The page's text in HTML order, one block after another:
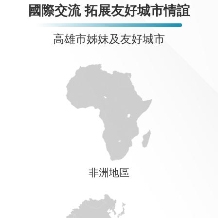
國際交流 拓展友好城市情誼
高雄市姊妹及友好城市
非洲地區